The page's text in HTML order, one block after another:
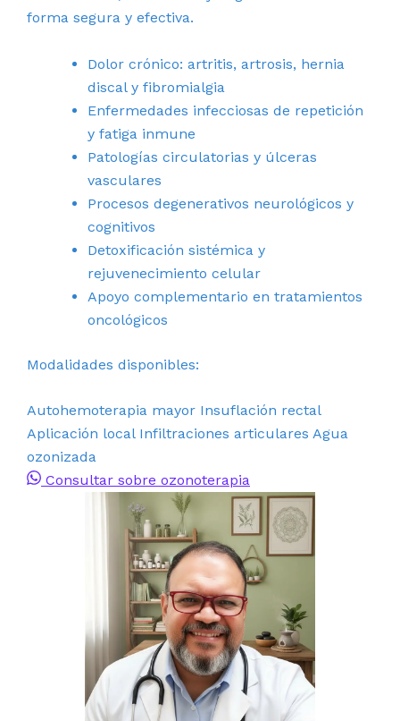
forma segura y efectiva.
Dolor crónico: artritis, artrosis, hernia
discal y fibromialgia
Enfermedades infecciosas de repetición
y fatiga inmune
Patologías circulatorias y úlceras
vasculares
Procesos degenerativos neurológicos y
cognitivos
Detoxificación sistémica y
rejuvenecimiento celular
Apoyo complementario en tratamientos
oncológicos
Modalidades disponibles:
Autohemoterapia mayor Insuflación rectal
Aplicación local Infiltraciones articulares Agua
ozonizada
Consultar sobre ozonoterapia